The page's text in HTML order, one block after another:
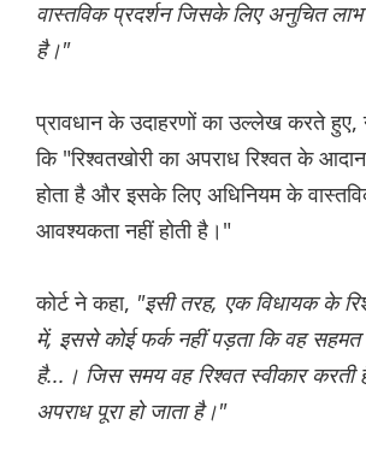
वास्तविक प्रदर्शन जिसके लिए अनुचित लाभ
है।"
प्रावधान के उदाहरणों का उल्लेख करते हुए,
कि "रिश्वतखोरी का अपराध रिश्वत के
होता है और इसके लिए अधिनियम के
आवश्यकता नहीं होती है।"
कोर्ट ने कहा, "इसी तरह, एक विधायक के
में, इससे कोई फर्क नहीं पड़ता कि वह सहमत
है...। जिस समय वह रिश्वत स्वीकार करती
अपराध पूरा हो जाता है।"